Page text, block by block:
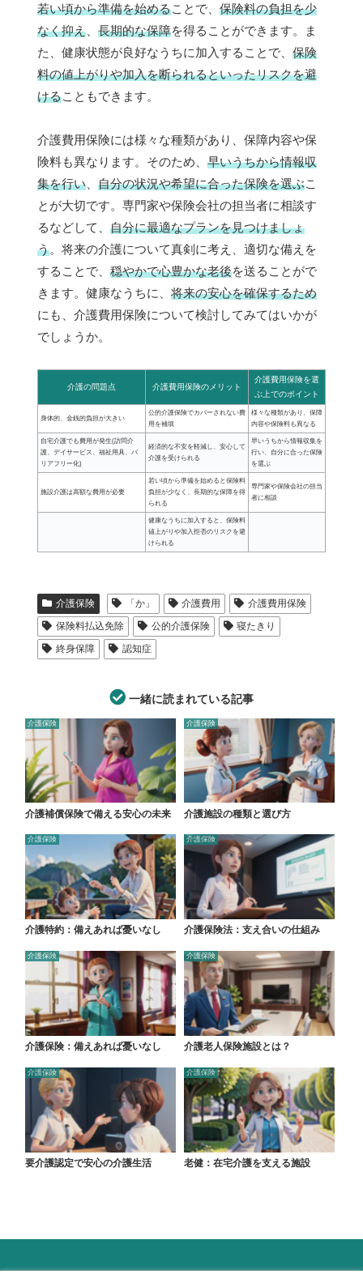
若い頃から準備を始めることで、 保険料の負担を少
なく抑え
長期的な保障を得ることができます。ま
た、健康状態が良好なうちに加入することで、 保険
料の値上がりや加入を断られるといったリスクを避
けることもできます。
介護費用保険には様々な種類があり、保障内容や保
険料も異なります。そのため、 早いうちから情報収
集を行い
自分の状況や希望に合った保険を選ぶこ
とが大切です。専門家や保険会社の担当者に相談す
るなどして、 自分に最適なプランを見つけましょ
う。将来の介護について真剣に考え、適切な備えを
することで、 穏やかで心豊かな老後を送ることがで
きます。健康なうちに、 将来の安心を確保するため
にも、介護費用保険について検討してみてはいかが
でしょうか。
介護の問題点 介護費用保険のメリット
介護費用保険を選
ぶ上でのポイント
身体的、金銭的負担が大きい
公的介護保険でカバーされない費
用を補填
様々な種類があり、保障
内容や保険料も異なる
自宅介護でも費用が発生(訪問介
護、デイサービス、福祉用具、バ
リアフリー化)
経済的な不安を軽減し、安心して
介護を受けられる
早いうちから情報収集を
行い、自分に合った保険
を選ぶ
施設介護は高額な費用が必要
若い頃から準備を始めると保険料
負担が少なく、長期的な保障を得
られる
専門家や保険会社の担当
者に相談
健康なうちに加入すると、保険料
値上がりや加入拒否のリスクを避
けられる
介護保険 「か」 介護費用
介護費用保険
保険料払込免除
公的介護保険
寝たきり
終身保障
認知症
一緒に読まれている記事
介護保険
介護補償保険で備える安心の未来
介護保険
介護施設の種類と選び方
介護保険
介護特約：備えあれば憂いなし
介護保険
介護保険法：支え合いの仕組み
介護保険
介護保険：備えあれば憂いなし
介護保険
介護老人保険施設とは？
介護保険
要介護認定で安心の介護生活
介護保険
老健：在宅介護を支える施設